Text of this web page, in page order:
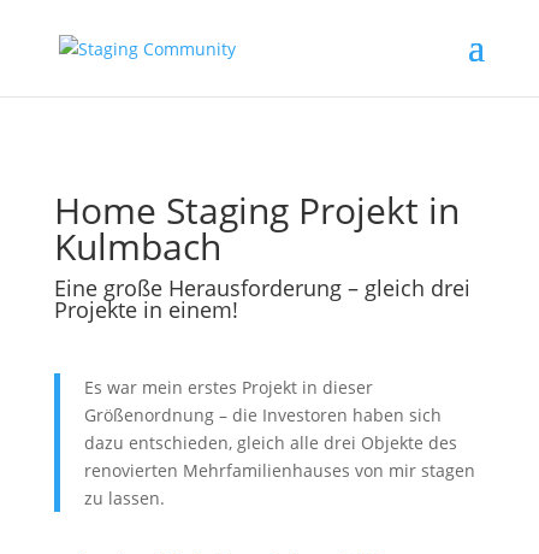
Home Staging Projekt in
Kulmbach
Eine große Herausforderung – gleich drei
Projekte in einem!
Es war mein erstes Projekt in dieser
Größenordnung – die Investoren haben sich
dazu entschieden, gleich alle drei Objekte des
renovierten Mehrfamilienhauses von mir stagen
zu lassen.